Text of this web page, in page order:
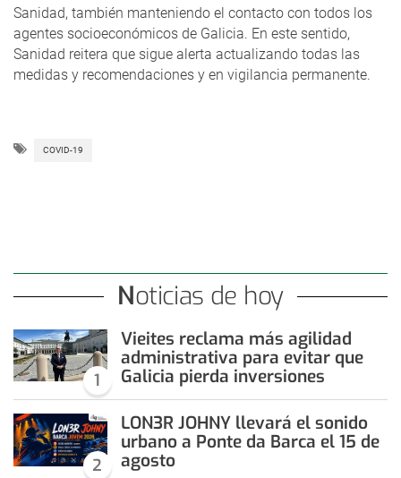
Sanidad, también manteniendo el contacto con todos los
agentes socioeconómicos de Galicia. En este sentido,
Sanidad reitera que sigue alerta actualizando todas las
medidas y recomendaciones y en vigilancia permanente.
COVID-19
Noticias de hoy
1
Vieites reclama más agilidad
administrativa para evitar que
Galicia pierda inversiones
2
LON3R JOHNY llevará el sonido
urbano a Ponte da Barca el 15 de
agosto